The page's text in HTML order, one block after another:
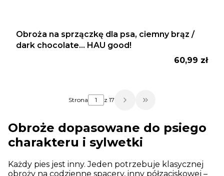
Obroża na sprzączkę dla psa, ciemny brąz /
dark chocolate... HAU good!
Cena
60,99 zł
Strona z 17 Przejdź do ostatniej
Obroże dopasowane do psiego
charakteru i sylwetki
Każdy pies jest inny. Jeden potrzebuje klasycznej
obroży na codzienne spacery, inny półzaciskowej –